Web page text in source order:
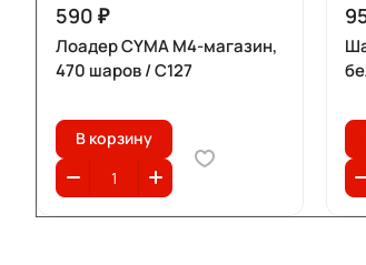
590 ₽
Лоадер CYMA M4-магазин,
470 шаров / C127
В корзину